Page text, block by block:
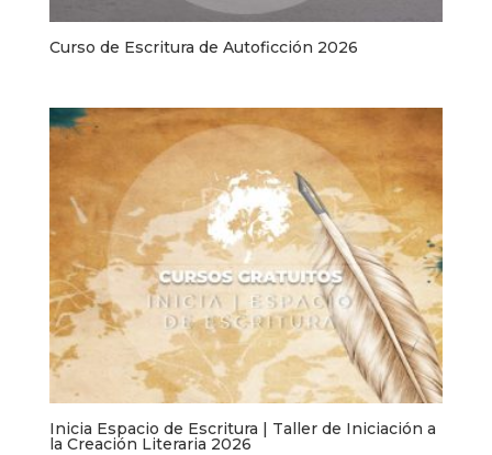
Curso de Escritura de Autoficción 2026
Inicia Espacio de Escritura | Taller de Iniciación a
la Creación Literaria 2026